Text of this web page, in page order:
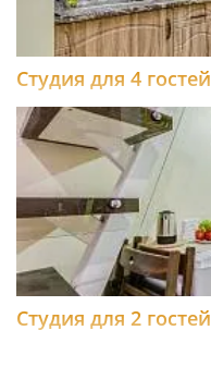
Студия для 4 гостей
Студия для 2 гостей